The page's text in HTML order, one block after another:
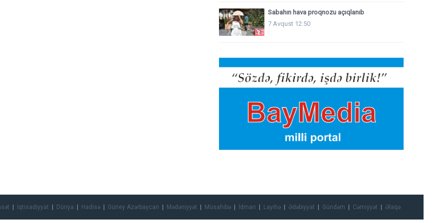
Sabahın hava proqnozu açıqlanıb
7 Avqust 12:50
İqtisadiyyat Dünya Hadisə Güney Azərbaycan Mədəniyyət Müsahibə İdman Layihə Ədəbiyyat Gündəm Cəmiyyət Əlaqə